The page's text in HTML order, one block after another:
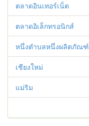
ตลาดอินเทอร์เน็ต
ตลาดอิเล็กทรอนิกส์
หนึ่งตำบลหนึ่งผลิตภัณฑ์
เชียงใหม่
แม่ริม